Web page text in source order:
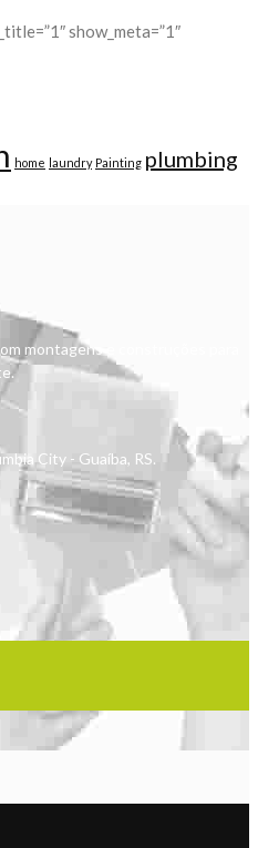
show_meta=”1″
home laundry Painting plumbing
montagens e construções para
City - Guaíba, RS.